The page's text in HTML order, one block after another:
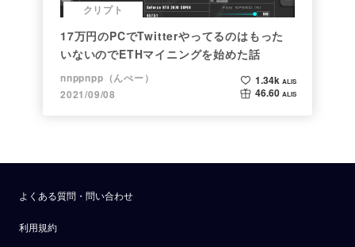
クリプト
17万円のPCでTwitterやってるのはもった
いないのでETHマイニングを始めた話
nnppnpp（んぺー）
2021/09/08
1.34k ALIS
46.60 ALIS
よくある質問・問い合わせ
利用規約